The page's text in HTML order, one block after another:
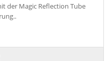
der Magic Reflection Tube